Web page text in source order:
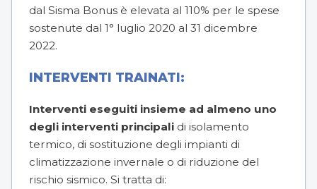
dal Sisma Bonus è elevata al 110% per le spese
sostenute dal 1° luglio 2020 al 31 dicembre
2022.
INTERVENTI TRAINATI:
Interventi eseguiti insieme ad almeno uno
degli interventi principali di isolamento
termico, di sostituzione degli impianti di
climatizzazione invernale o di riduzione del
rischio sismico. Si tratta di: